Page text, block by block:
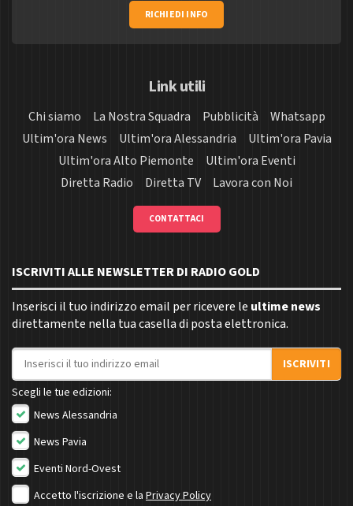
RICHIEDI INFO
Link utili
Chi siamo La Nostra Squadra Pubblicità
Whatsapp
Ultim'ora News
Ultim'ora Alessandria
Ultim'ora Pavia
Ultim'ora Alto Piemonte
Ultim'ora Eventi
Diretta Radio
Diretta TV Lavora con Noi
CONTATTACI
ISCRIVITI ALLE NEWSLETTER DI RADIO GOLD
Inserisci il tuo indirizzo email per ricevere le ultime news
direttamente nella tua casella di posta elettronica.
Indirizzo email
ISCRIVITI
Scegli le tue edizioni:
News Alessandria
News Pavia
Eventi Nord-Ovest
Accetto l'iscrizione e la Privacy Policy